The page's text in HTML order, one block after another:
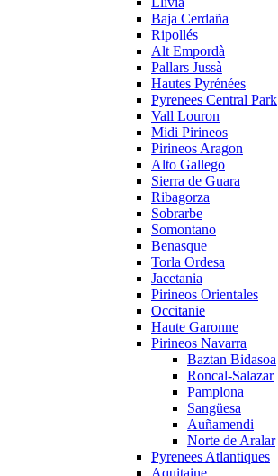
Baja Cerdaña
Ripollés
Alt Empordà
Pallars Jussà
Hautes Pyrénées
Pyrenees Central Park
Vall Louron
Midi Pirineos
Pirineos Aragon
Alto Gallego
Sierra de Guara
Ribagorza
Sobrarbe
Somontano
Benasque
Torla Ordesa
Jacetania
Pirineos Orientales
Occitanie
Haute Garonne
Pirineos Navarra
Baztan Bidasoa
Roncal-Salazar
Pamplona
Sangüesa
Auñamendi
Norte de Aralar
Pyrenees Atlantiques
Aquitaine